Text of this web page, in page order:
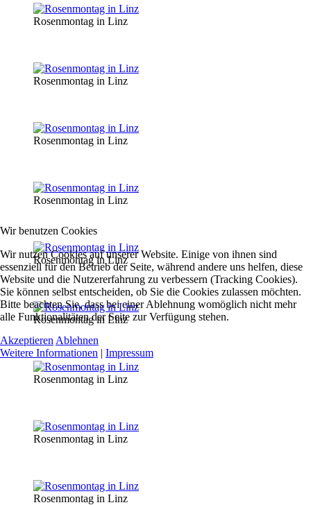
Rosenmontag in Linz
Rosenmontag in Linz
Rosenmontag in Linz
Rosenmontag in Linz
Rosenmontag in Linz
Rosenmontag in Linz
Rosenmontag in Linz
Rosenmontag in Linz
Rosenmontag in Linz
Wir benutzen Cookies
Wir nutzen Cookies auf unserer Website. Einige von ihnen sind
essenziell für den Betrieb der Seite, während andere uns helfen, diese
Website und die Nutzererfahrung zu verbessern (Tracking Cookies).
Sie können selbst entscheiden, ob Sie die Cookies zulassen möchten.
Bitte beachten Sie, dass bei einer Ablehnung womöglich nicht mehr
alle Funktionalitäten der Seite zur Verfügung stehen.
Akzeptieren Ablehnen
Weitere Informationen | Impressum